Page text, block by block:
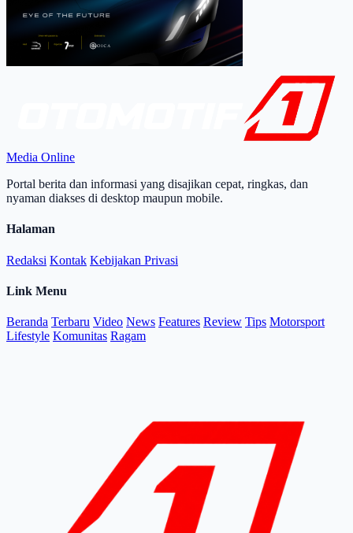
Media Online
Portal berita dan informasi yang disajikan cepat, ringkas, dan
nyaman diakses di desktop maupun mobile.
Halaman
Redaksi Kontak Kebijakan Privasi
Link Menu
Beranda Terbaru Video News Features Review Tips Motorsport
Lifestyle Komunitas Ragam